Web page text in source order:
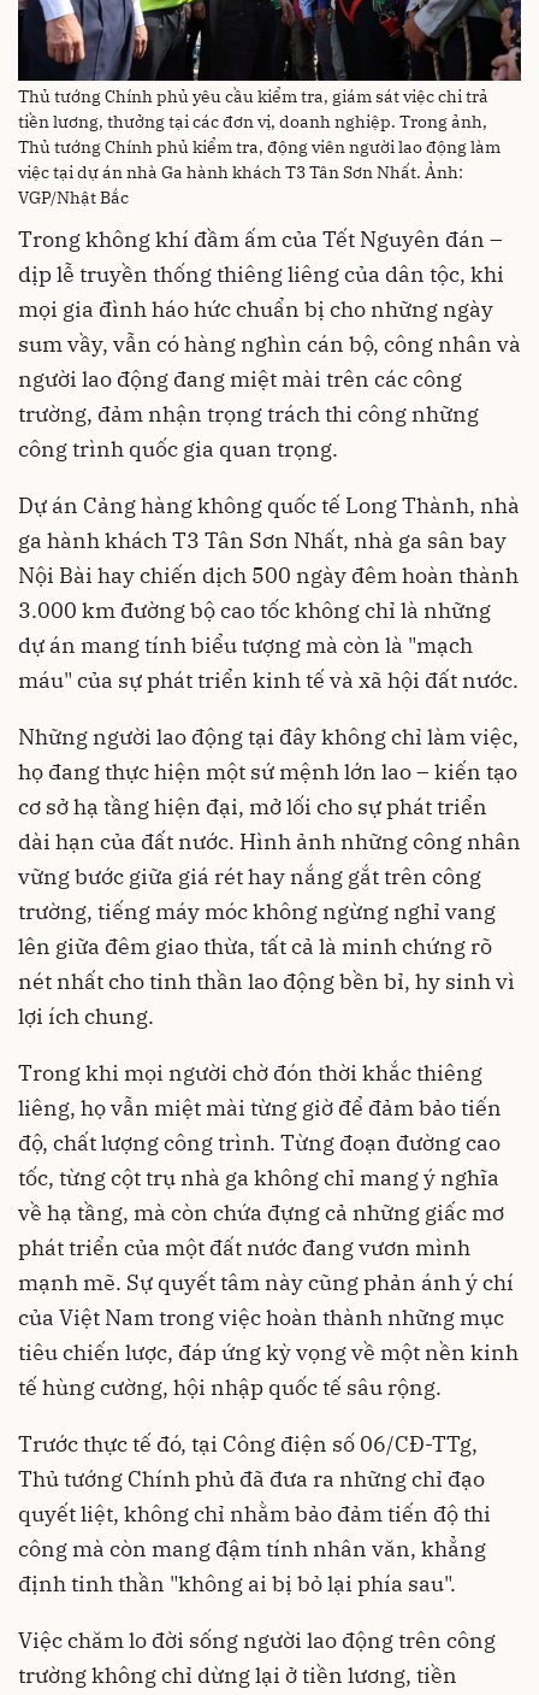
Thủ tướng Chính phủ yêu cầu kiểm tra, giám sát việc chi trả
tiền lương, thưởng tại các đơn vị, doanh nghiệp. Trong ảnh,
Thủ tướng Chính phủ kiểm tra, động viên người lao động làm
việc tại dự án nhà Ga hành khách T3 Tân Sơn Nhất. Ảnh:
VGP/Nhật Bắc
Trong không khí đầm ấm của Tết Nguyên đán –
dịp lễ truyền thống thiêng liêng của dân tộc, khi
mọi gia đình háo hức chuẩn bị cho những ngày
sum vầy, vẫn có hàng nghìn cán bộ, công nhân và
người lao động đang miệt mài trên các công
trường, đảm nhận trọng trách thi công những
công trình quốc gia quan trọng.
Dự án Cảng hàng không quốc tế Long Thành, nhà
ga hành khách T3 Tân Sơn Nhất, nhà ga sân bay
Nội Bài hay chiến dịch 500 ngày đêm hoàn thành
3.000 km đường bộ cao tốc không chỉ là những
dự án mang tính biểu tượng mà còn là "mạch
máu" của sự phát triển kinh tế và xã hội đất nước.
Những người lao động tại đây không chỉ làm việc,
họ đang thực hiện một sứ mệnh lớn lao – kiến tạo
cơ sở hạ tầng hiện đại, mở lối cho sự phát triển
dài hạn của đất nước. Hình ảnh những công nhân
vững bước giữa giá rét hay nắng gắt trên công
trường, tiếng máy móc không ngừng nghỉ vang
lên giữa đêm giao thừa, tất cả là minh chứng rõ
nét nhất cho tinh thần lao động bền bỉ, hy sinh vì
lợi ích chung.
Trong khi mọi người chờ đón thời khắc thiêng
liêng, họ vẫn miệt mài từng giờ để đảm bảo tiến
độ, chất lượng công trình. Từng đoạn đường cao
tốc, từng cột trụ nhà ga không chỉ mang ý nghĩa
về hạ tầng, mà còn chứa đựng cả những giấc mơ
phát triển của một đất nước đang vươn mình
mạnh mẽ. Sự quyết tâm này cũng phản ánh ý chí
của Việt Nam trong việc hoàn thành những mục
tiêu chiến lược, đáp ứng kỳ vọng về một nền kinh
tế hùng cường, hội nhập quốc tế sâu rộng.
Trước thực tế đó, tại Công điện số 06/CĐ-TTg,
Thủ tướng Chính phủ đã đưa ra những chỉ đạo
quyết liệt, không chỉ nhằm bảo đảm tiến độ thi
công mà còn mang đậm tính nhân văn, khẳng
định tinh thần "không ai bị bỏ lại phía sau".
Việc chăm lo đời sống người lao động trên công
trường không chỉ dừng lại ở tiền lương, tiền